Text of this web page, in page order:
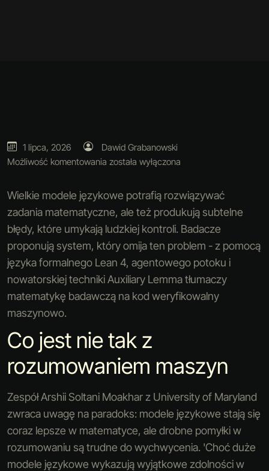
1 lipca, 2026
Dawid Grabanowski
Możliwość komentowania została wyłączona
Wielkie modele językowe potrafią rozwiązywać
zadania matematyczne, ale też produkują subtelne
błędy, które umykają ludzkiej kontroli. Badacze
proponują system, który omija ten problem - z pomocą
języka formalnego Lean 4, agentowego potoku i
nowatorskiej techniki Auxiliary Lemma tłumaczy
matematykę badawczą na kod weryfikowalny
maszynowo.
Co jest nie tak z
rozumowaniem maszyn
Zespół Arshii Soltani Moakhar z University of Maryland
zwraca uwagę na paradoks: modele językowe stają się
coraz lepsze w matematyce, ale drobne pomyłki w
rozumowaniu są trudne do wychwycenia. 'Choć duże
modele językowe wykazują wyjątkowe zdolności w